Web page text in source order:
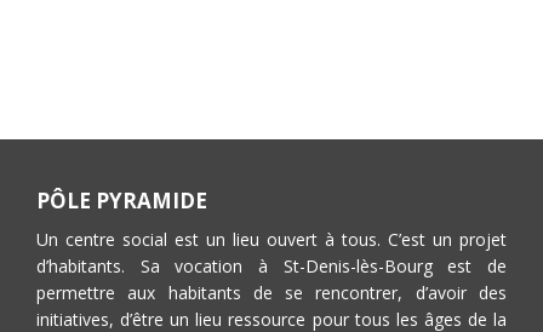
PÔLE PYRAMIDE
Un centre social est un lieu ouvert à tous. C’est un projet
d’habitants. Sa vocation à St-Denis-lès-Bourg est de
permettre aux habitants de se rencontrer, d’avoir des
initiatives, d’être un lieu ressource pour tous les âges de la